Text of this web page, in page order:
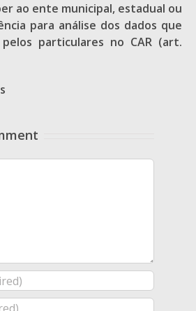
ao ente municipal, estadual ou
para análise dos dados que
particulares no CAR (art.